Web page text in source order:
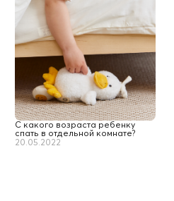
С какого возраста ребенку
спать в отдельной комнате?
20.05.2022